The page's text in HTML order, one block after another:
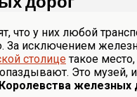
что у них любой
За исключением
столицетакое
Это музей,
Королевства железных